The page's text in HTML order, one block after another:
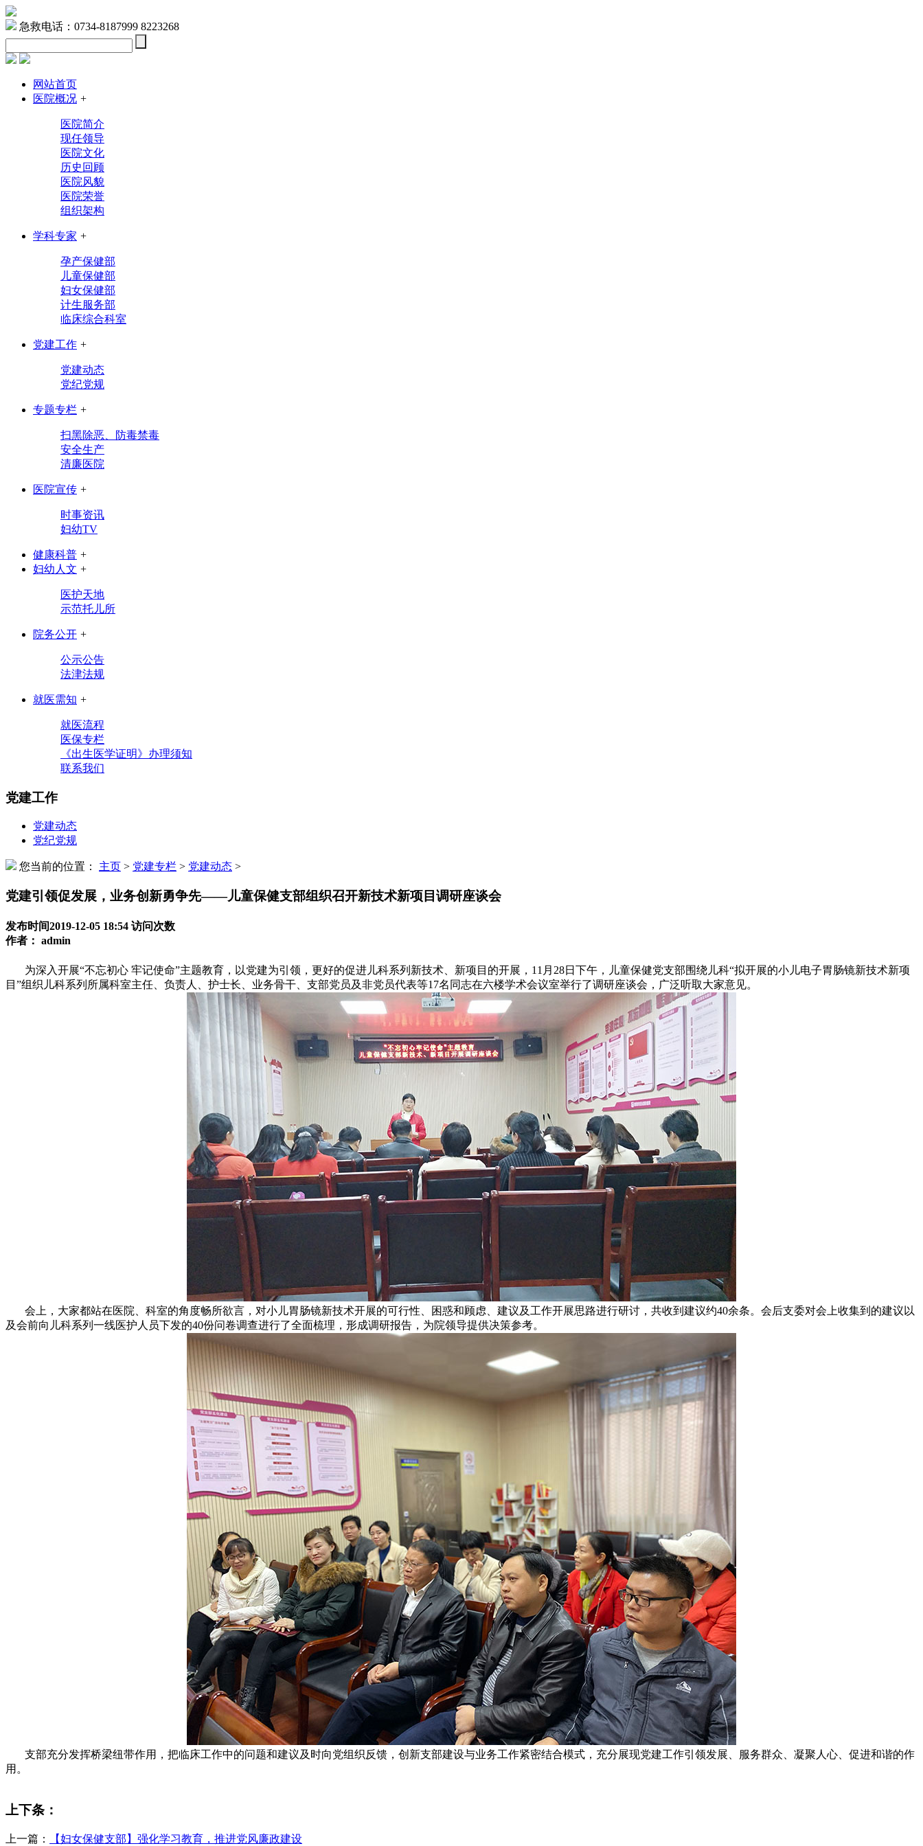
急救电话：0734-8187999 8223268
网站首页
医院概况 +
医院简介
现任领导
医院文化
历史回顾
医院风貌
医院荣誉
组织架构
学科专家 +
孕产保健部
儿童保健部
妇女保健部
计生服务部
临床综合科室
党建工作 +
党建动态
党纪党规
专题专栏 +
扫黑除恶、防毒禁毒
安全生产
清廉医院
医院宣传 +
时事资讯
妇幼TV
健康科普 +
妇幼人文 +
医护天地
示范托儿所
院务公开 +
公示公告
法津法规
就医需知 +
就医流程
医保专栏
《出生医学证明》办理须知
联系我们
党建工作
党建动态
党纪党规
您当前的位置： 主页 > 党建专栏 > 党建动态 >
党建引领促发展，业务创新勇争先——儿童保健支部组织召开新技术新项目调研座谈会
发布时间2019-12-05 18:54 访问次数
作者： admin
为深入开展“不忘初心 牢记使命”主题教育，以党建为引领，更好的促进儿科系列新技术、新项目的开展，11月28日下午，儿童保健党支部围绕儿科“拟开展的小儿电子胃肠镜新技术新项
目”组织儿科系列所属科室主任、负责人、护士长、业务骨干、支部党员及非党员代表等17名同志在六楼学术会议室举行了调研座谈会，广泛听取大家意见。
会上，大家都站在医院、科室的角度畅所欲言，对小儿胃肠镜新技术开展的可行性、困惑和顾虑、建议及工作开展思路进行研讨，共收到建议约40余条。会后支委对会上收集到的建议以
及会前向儿科系列一线医护人员下发的40份问卷调查进行了全面梳理，形成调研报告，为院领导提供决策参考。
支部充分发挥桥梁纽带作用，把临床工作中的问题和建议及时向党组织反馈，创新支部建设与业务工作紧密结合模式，充分展现党建工作引领发展、服务群众、凝聚人心、促进和谐的作
用。
上下条：
上一篇： 【妇女保健支部】强化学习教育，推进党风廉政建设